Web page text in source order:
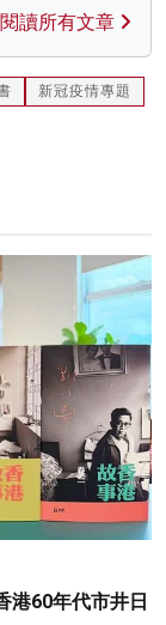
閱讀所有文章
新冠疫情專題
港60年代市井日